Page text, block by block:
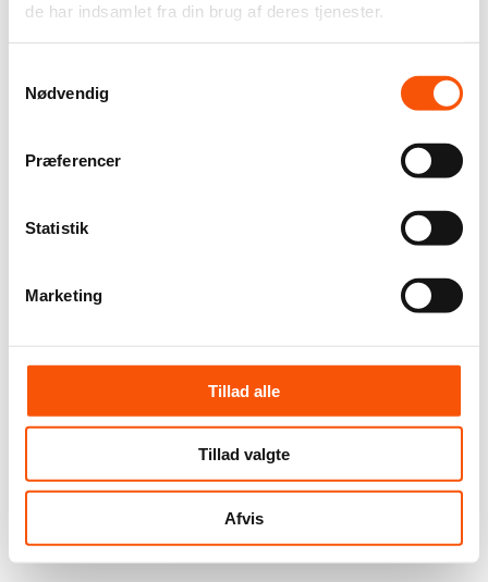
de har indsamlet fra din brug af deres tjenester.
Nødvendig
Præferencer
Statistik
Marketing
Tillad alle
Tillad valgte
Afvis